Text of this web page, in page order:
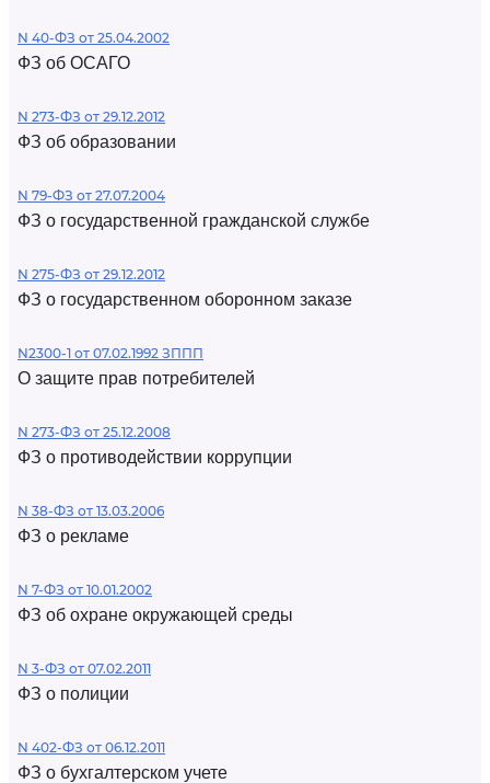
N 40-ФЗ от 25.04.2002
ФЗ об ОСАГО
N 273-ФЗ от 29.12.2012
ФЗ об образовании
N 79-ФЗ от 27.07.2004
ФЗ о государственной гражданской службе
N 275-ФЗ от 29.12.2012
ФЗ о государственном оборонном заказе
N2300-1 от 07.02.1992 ЗППП
О защите прав потребителей
N 273-ФЗ от 25.12.2008
ФЗ о противодействии коррупции
N 38-ФЗ от 13.03.2006
ФЗ о рекламе
N 7-ФЗ от 10.01.2002
ФЗ об охране окружающей среды
N 3-ФЗ от 07.02.2011
ФЗ о полиции
N 402-ФЗ от 06.12.2011
ФЗ о бухгалтерском учете